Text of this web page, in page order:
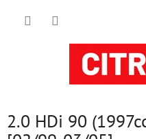
2.0 HDi 90